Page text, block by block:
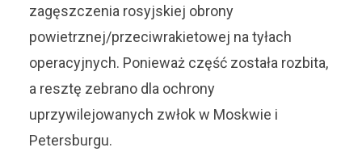
zagęszczenia rosyjskiej obrony
powietrznej/przeciwrakietowej na tyłach
operacyjnych. Ponieważ część została rozbita,
a resztę zebrano dla ochrony
uprzywilejowanych zwłok w Moskwie i
Petersburgu.